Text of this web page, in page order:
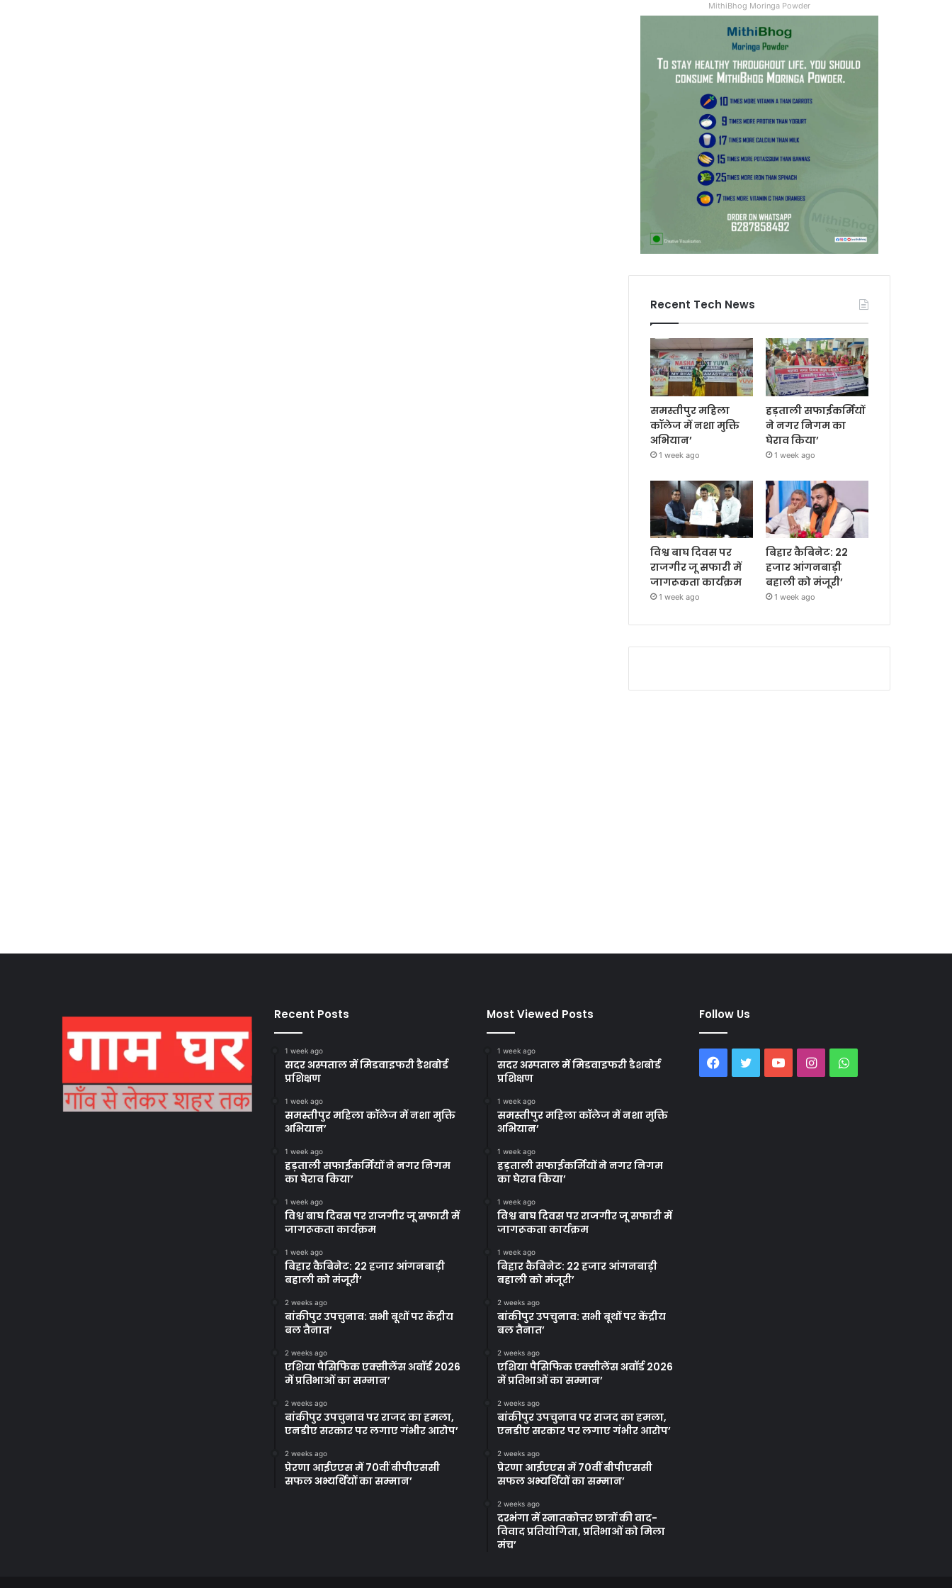
MithiBhog Moringa Powder
Recent Tech News
समस्तीपुर महिला
कॉलेज में नशा मुक्ति
अभियान’
1 week ago
हड़ताली सफाईकर्मियों
ने नगर निगम का
घेराव किया’
1 week ago
विश्व बाघ दिवस पर
राजगीर जू सफारी में
जागरूकता कार्यक्रम
1 week ago
बिहार कैबिनेट: 22
हजार आंगनबाड़ी
बहाली को मंजूरी’
1 week ago
Recent Posts
1 week ago
सदर अस्पताल में मिडवाइफरी डैशबोर्ड
प्रशिक्षण
1 week ago
समस्तीपुर महिला कॉलेज में नशा मुक्ति
अभियान’
1 week ago
हड़ताली सफाईकर्मियों ने नगर निगम
का घेराव किया’
1 week ago
विश्व बाघ दिवस पर राजगीर जू सफारी में
जागरूकता कार्यक्रम
1 week ago
बिहार कैबिनेट: 22 हजार आंगनबाड़ी
बहाली को मंजूरी’
2 weeks ago
बांकीपुर उपचुनाव: सभी बूथों पर केंद्रीय
बल तैनात’
2 weeks ago
एशिया पैसिफिक एक्सीलेंस अवॉर्ड 2026
में प्रतिभाओं का सम्मान’
2 weeks ago
बांकीपुर उपचुनाव पर राजद का हमला,
एनडीए सरकार पर लगाए गंभीर आरोप’
2 weeks ago
प्रेरणा आईएएस में 70वीं बीपीएससी
सफल अभ्यर्थियों का सम्मान’
Most Viewed Posts
1 week ago
सदर अस्पताल में मिडवाइफरी डैशबोर्ड
प्रशिक्षण
1 week ago
समस्तीपुर महिला कॉलेज में नशा मुक्ति
अभियान’
1 week ago
हड़ताली सफाईकर्मियों ने नगर निगम
का घेराव किया’
1 week ago
विश्व बाघ दिवस पर राजगीर जू सफारी में
जागरूकता कार्यक्रम
1 week ago
बिहार कैबिनेट: 22 हजार आंगनबाड़ी
बहाली को मंजूरी’
2 weeks ago
बांकीपुर उपचुनाव: सभी बूथों पर केंद्रीय
बल तैनात’
2 weeks ago
एशिया पैसिफिक एक्सीलेंस अवॉर्ड 2026
में प्रतिभाओं का सम्मान’
2 weeks ago
बांकीपुर उपचुनाव पर राजद का हमला,
एनडीए सरकार पर लगाए गंभीर आरोप’
2 weeks ago
प्रेरणा आईएएस में 70वीं बीपीएससी
सफल अभ्यर्थियों का सम्मान’
2 weeks ago
दरभंगा में स्नातकोत्तर छात्रों की वाद-
विवाद प्रतियोगिता, प्रतिभाओं को मिला
मंच’
Follow Us
Facebook
TwitterYouTubeInstagramWhatsApp